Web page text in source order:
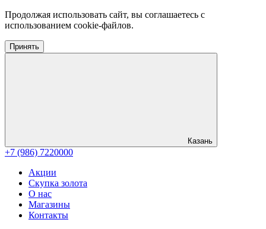
Продолжая использовать сайт, вы соглашаетесь с
использованием cookie-файлов.
Принять
Казань
+7 (986) 7220000
Акции
Скупка золота
О нас
Магазины
Контакты